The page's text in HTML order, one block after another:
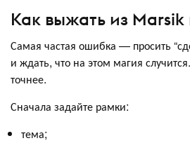
Как выжать из
Самая частая ошибка — просить
и ждать, что на этом магия
точнее.
Сначала задайте рамки:
тема;